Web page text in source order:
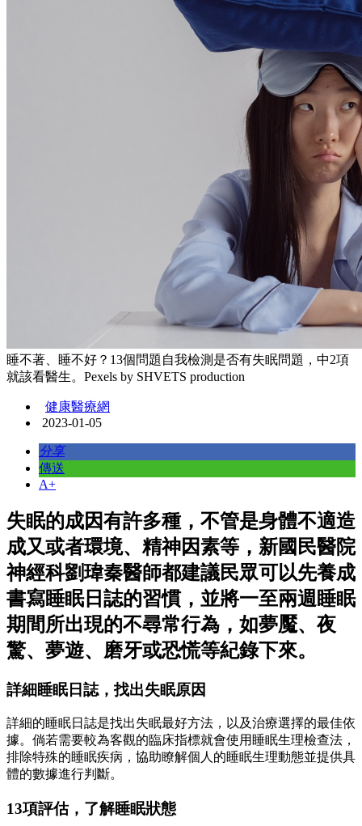
睡不著、睡不好？13個問題自我檢測是否有失眠問題，中2項
就該看醫生。Pexels by SHVETS production
健康醫療網
2023-01-05
分享
傳送
A+
失眠的成因有許多種，不管是身體不適造
成又或者環境、精神因素等，新國民醫院
神經科劉瑋秦醫師都建議民眾可以先養成
書寫睡眠日誌的習慣，並將一至兩週睡眠
期間所出現的不尋常行為，如夢魘、夜
驚、夢遊、磨牙或恐慌等紀錄下來。
詳細睡眠日誌，找出失眠原因
詳細的睡眠日誌是找出失眠最好方法，以及治療選擇的最佳依
據。倘若需要較為客觀的臨床指標就會使用睡眠生理檢查法，
排除特殊的睡眠疾病，協助瞭解個人的睡眠生理動態並提供具
體的數據進行判斷。
13項評估，了解睡眠狀態